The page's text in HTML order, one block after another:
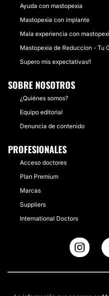
Ayuda con mastopexia
Mastopexia con implante
Mala experiencia con
Mastopexia de Reduccion - Tu
Supero mis expectativas!!
SOBRE NOSOTROS
¿Quiénes somos?
Equipo editorial
Denuncia de contenido
PROFESIONALES
Acceso doctores
Plan Premium
Marcas
Suppliers
International Doctors